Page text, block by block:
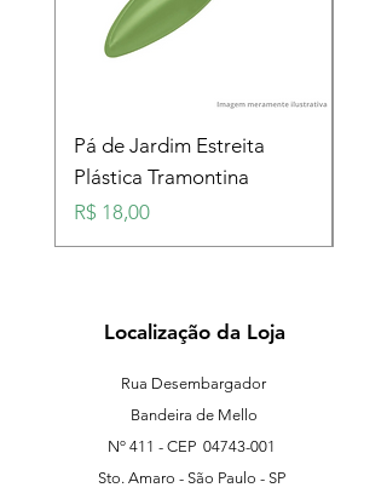
Pá de Jardim Estreita
Plástica Tramontina
Preço
R$ 18,00
Localização da Loja
Rua Desembargador
Bandeira de Mello
Nº 411 - CEP 04743-001
Sto. Amaro - São Paulo - SP